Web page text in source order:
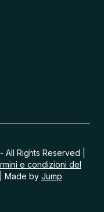
Rights Reserved |
e condizioni del
Made by Jump